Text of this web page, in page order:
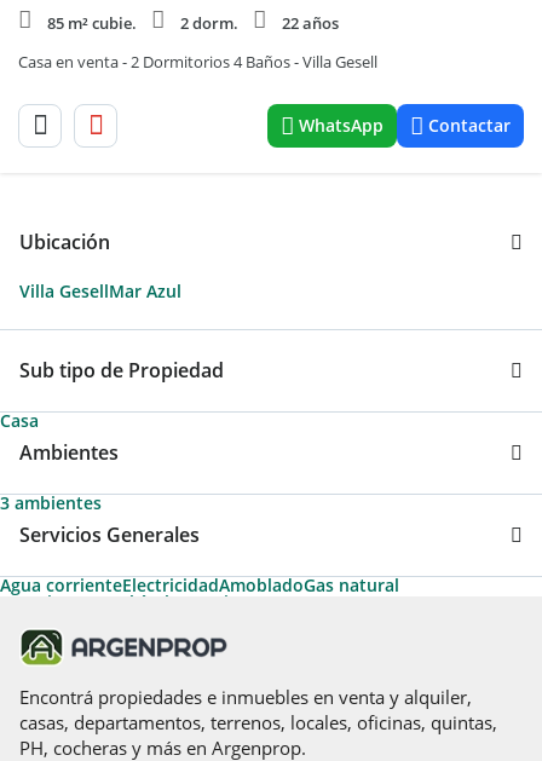
85 m² cubie.
2 dorm.
22 años
Casa en venta - 2 Dormitorios 4 Baños - Villa Gesell
WhatsApp Contactar
Ubicación
Villa GesellMar Azul
Sub tipo de Propiedad
Casa
Ambientes
3 ambientes
Servicios Generales
Agua corrienteElectricidadAmobladoGas natural
Espacio para vehículo Permite Mascotas
Encontrá propiedades e inmuebles en venta y alquiler,
casas, departamentos, terrenos, locales, oficinas, quintas,
PH, cocheras y más en Argenprop.